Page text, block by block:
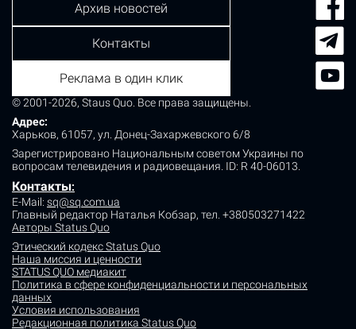
© 2001-2026, Staus Quo. Все права защищены.
Адрес:
Харьков, 61057, ул. Донец-Захаржевского 6/8
Зарегистрировано Национальным советом Украины по
вопросам телевидения и радиовещания. ID: R 40-06013.
Контакты:
E-Mail: sq@sq.com.ua
Главный редактор Наталья Кобзар, тел. +380503271422
Авторы Status Quo
Этический кодекс Status Quo
Наша миссия и ценности
STATUS QUO медиакит
Политика в сфере конфиденциальности и персональных
данных
Условия использования
Редакционная политика Status Quo
Архив новостей
Контакты
Реклама в один клик